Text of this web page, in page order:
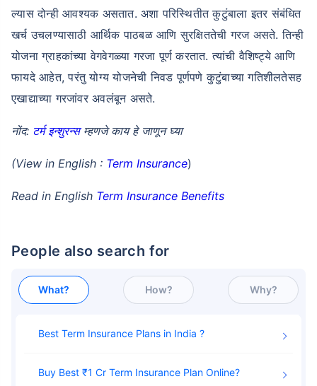
ल्यास दोन्ही आवश्यक असतात. अशा परिस्थितीत कुटुंबाला इतर संबंधित
खर्च उचलण्यासाठी आर्थिक पाठबळ आणि सुरक्षिततेची गरज असते. तिन्ही
योजना ग्राहकांच्या वेगवेगळ्या गरजा पूर्ण करतात. त्यांची वैशिष्ट्ये आणि
फायदे आहेत, परंतु योग्य योजनेची निवड पूर्णपणे कुटुंबाच्या गतिशीलतेसह
एखाद्याच्या गरजांवर अवलंबून असते.
नोंद: टर्म इन्शुरन्सम्हणजे काय हे जाणून घ्या
(View in English : Term Insurance)
Read in English Term Insurance Benefits
People also search for
What? How? Why?
Best Term Insurance Plans in India
Buy Best ₹1 Cr Term Insurance Plan Online